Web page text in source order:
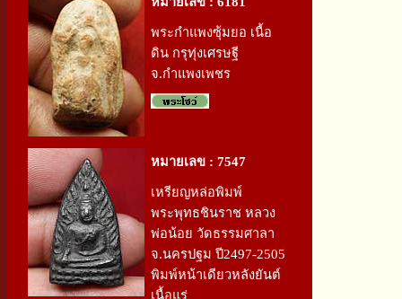
พระกำแพงซุ้มยอ เนื้อ
ดิน กรุทุ่งเศรษฐี
จ.กำแพงเพชร
หมายเลข : 7547
เหรียญหล่อพิมพ์
พระพุทธชินราช หลวง
พ่อน้อย วัดธรรมศาลา
จ.นครปฐม ปี2497-2505
พิมพ์หน้าเดียวหลังยันต์
เนื้อแร่